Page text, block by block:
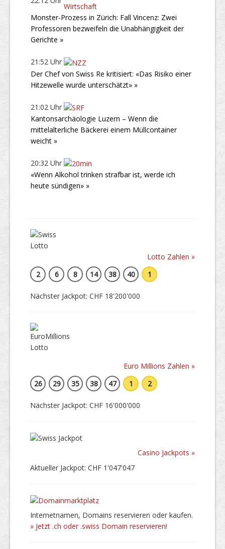
Monster-Prozess in Zürich: Fall Vincenz: Zwei
Professoren bezweifeln die Unabhängigkeit der
Gerichte »
21:52 Uhr
Der Chef von Swiss Re kritisiert: «Das Risiko einer
Hitzewelle wurde unterschätzt» »
21:02 Uhr
Kantonsarchäologie Luzern – Wenn die
mittelalterliche Bäckerei einem Müllcontainer
weicht »
20:32 Uhr
«Wenn Alkohol trinken strafbar ist, werde ich
heute sündigen» »
Lotto Zahlen »
2
6 8 14 38 40 1
Nächster Jackpot: CHF 18'200'000
Euro Millions Zahlen »
26
29 35 38 47 1 2
Nächster Jackpot: CHF 16'000'000
Casino Jackpots »
Aktueller Jackpot: CHF 1'047'047
Internetnamen, Domains reservieren oder kaufen.
» Jetzt .ch oder .swiss Domain reservieren!